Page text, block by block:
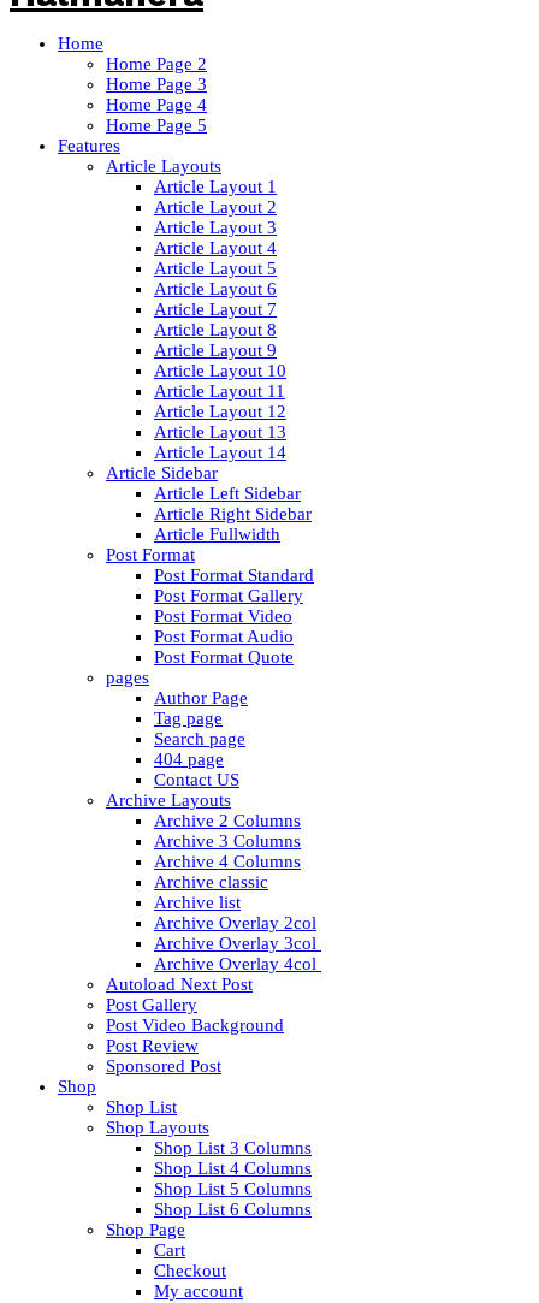
Home
Home Page 2
Home Page 3
Home Page 4
Home Page 5
Features
Article Layouts
Article Layout 1
Article Layout 2
Article Layout 3
Article Layout 4
Article Layout 5
Article Layout 6
Article Layout 7
Article Layout 8
Article Layout 9
Article Layout 10
Article Layout 11
Article Layout 12
Article Layout 13
Article Layout 14
Article Sidebar
Article Left Sidebar
Article Right Sidebar
Article Fullwidth
Post Format
Post Format Standard
Post Format Gallery
Post Format Video
Post Format Audio
Post Format Quote
pages
Author Page
Tag page
Search page
404 page
Contact US
Archive Layouts
Archive 2 Columns
Archive 3 Columns
Archive 4 Columns
Archive classic
Archive list
Archive Overlay 2col
Archive Overlay 3col
Archive Overlay 4col
Autoload Next Post
Post Gallery
Post Video Background
Post Review
Sponsored Post
Shop
Shop List
Shop Layouts
Shop List 3 Columns
Shop List 4 Columns
Shop List 5 Columns
Shop List 6 Columns
Shop Page
Cart
Checkout
My account